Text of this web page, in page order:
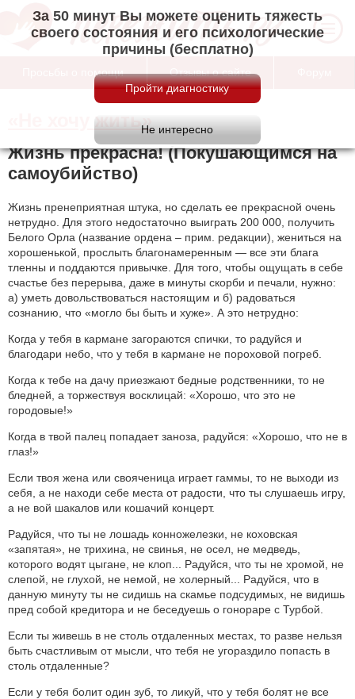
За 50 минут Вы можете оценить тяжесть
своего состояния и его психологические
причины (бесплатно)
Просьбы о помощи Отзывы о сайте
«Не хочу жить»
Жизнь прекрасна! (Покушающимся на
самоубийство)
Жизнь пренеприятная штука, но сделать ее прекрасной очень
нетрудно. Для этого недостаточно выиграть 200 000, получить
Белого Орла (название ордена – прим. редакции), жениться на
хорошенькой, прослыть благонамеренным — все эти блага
тленны и поддаются привычке. Для того, чтобы ощущать в себе
счастье без перерыва, даже в минуты скорби и печали, нужно:
а) уметь довольствоваться настоящим и б) радоваться
сознанию, что «могло бы быть и хуже». А это нетрудно:
Когда у тебя в кармане загораются спички, то радуйся и
благодари небо, что у тебя в кармане не пороховой погреб.
Когда к тебе на дачу приезжают бедные родственники, то не
бледней, а торжествуя восклицай: «Хорошо, что это не
городовые!»
Когда в твой палец попадает заноза, радуйся: «Хорошо, что не в
глаз!»
Если твоя жена или свояченица играет гаммы, то не выходи из
себя, а не находи себе места от радости, что ты слушаешь игру,
а не вой шакалов или кошачий концерт.
Радуйся, что ты не лошадь конножелезки, не коховская
«запятая», не трихина, не свинья, не осел, не медведь,
которого водят цыгане, не клоп... Радуйся, что ты не хромой, не
слепой, не глухой, не немой, не холерный... Радуйся, что в
данную минуту ты не сидишь на скамье подсудимых, не видишь
пред собой кредитора и не беседуешь о гонораре с Турбой.
Если ты живешь в не столь отдаленных местах, то разве нельзя
быть счастливым от мысли, что тебя не угораздило попасть в
столь отдаленные?
Если у тебя болит один зуб, то ликуй, что у тебя болят не все